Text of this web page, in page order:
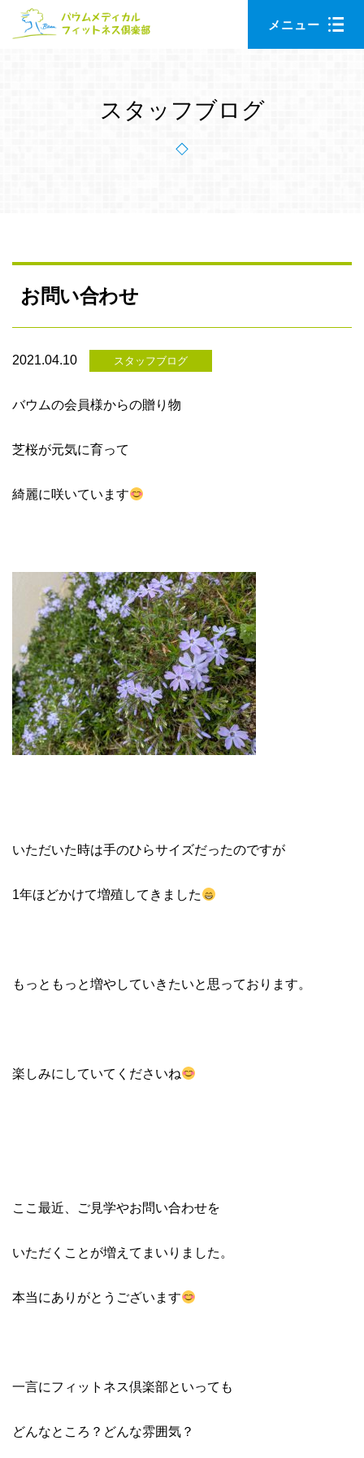
Skip
Skip
メニュー
スタッフブログ
お問い合わせ
2021.04.10 スタッフブログ
バウムの会員様からの贈り物
芝桜が元気に育って
綺麗に咲いています
いただいた時は手のひらサイズだったのですが
1年ほどかけて増殖してきました
もっともっと増やしていきたいと思っております。
楽しみにしていてくださいね
ここ最近、ご見学やお問い合わせを
いただくことが増えてまいりました。
本当にありがとうございます
一言にフィットネス倶楽部といっても
どんなところ？どんな雰囲気？